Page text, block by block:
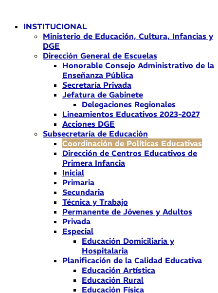
contenidoINSTITUCIONAL
Ministerio de Educación, Cultura, Infancias y
DGE
Dirección General de Escuelas
Honorable Consejo Administrativo de la
Enseñanza Pública
Secretaría Privada
Jefatura de Gabinete
Delegaciones Regionales
Lineamientos Educativos 2023-2027
Acciones DGE
Subsecretaría de Educación
Coordinación de Políticas Educativas
Dirección de Centros Educativos de
Primera Infancia
Inicial
Primaria
Secundaria
Técnica y Trabajo
Permanente de Jóvenes y Adultos
Privada
Especial
Educación Domiciliaria y
Hospitalaria
Planificación de la Calidad Educativa
Educación Artística
Educación Rural
Educación Física